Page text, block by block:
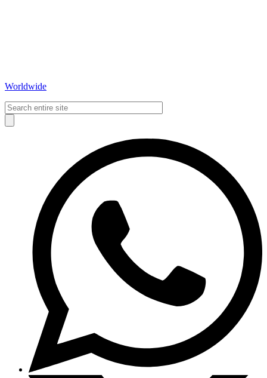
Worldwide